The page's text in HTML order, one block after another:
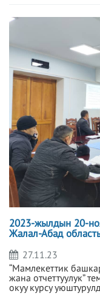
2023-жылдын 20-
Жалал-Абад
27.11.23
“Мамлекеттик
жана отчеттуулук”
окуу курсу